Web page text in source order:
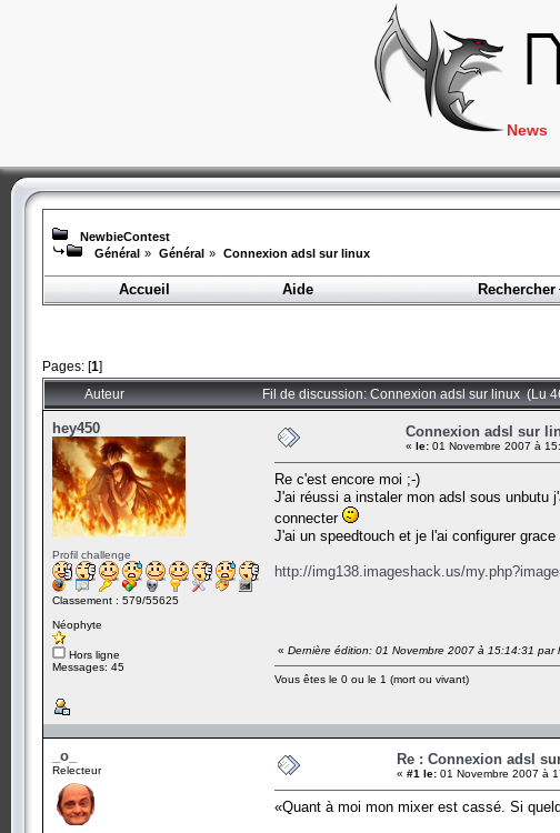
News
NewbieContest
Général » Général » Connexion adsl sur linux
Accueil
Aide Rechercher
Pages: [1]
Auteur Fil de discussion: Connexion adsl sur linux (Lu
hey450
Profil challenge
Classement : 579/55625
Néophyte
Hors ligne
Messages: 45
Connexion adsl sur
« le: 01 Novembre 2007 à
Re c'est encore moi ;-)
J'ai réussi a instaler mon adsl sous unbutu
connecter
J'ai un speedtouch et je l'ai configurer
http://img138.imageshack.us/
« Dernière édition: 01 Novembre 2007 à 15:14:31 par
Vous êtes le 0 ou le 1 (mort ou vivant)
_o_
Relecteur
Re : Connexion adsl
« #1 le: 01 Novembre 2007 à
«Quant à moi mon mixer est cassé. Si